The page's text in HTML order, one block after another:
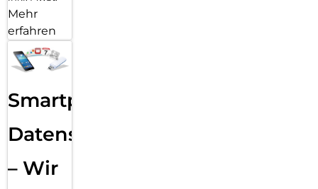
Mehr
erfahren
Smartphone
Datensicherung
– Wir